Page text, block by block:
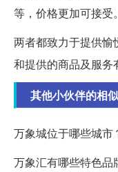
等，价格更加可接受。
两者都致力于提供
和提供的商品及服务
其他小伙伴的相
万象城位于哪些城市
万象汇有哪些特色品